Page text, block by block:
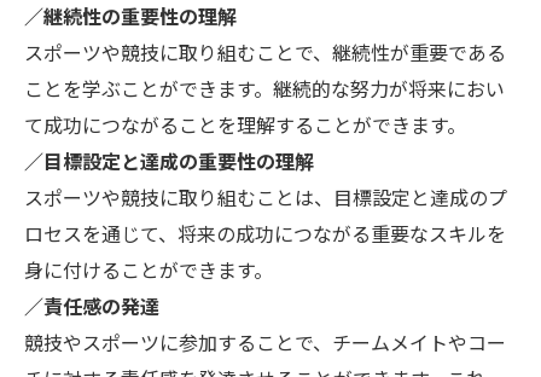
／継続性の重要性の理解
スポーツや競技に取り組むことで、継続性が重要である
ことを学ぶことができます。継続的な努力が将来におい
て成功につながることを理解することができます。
／目標設定と達成の重要性の理解
スポーツや競技に取り組むことは、目標設定と達成のプ
ロセスを通じて、将来の成功につながる重要なスキルを
身に付けることができます。
／責任感の発達
競技やスポーツに参加することで、チームメイトやコー